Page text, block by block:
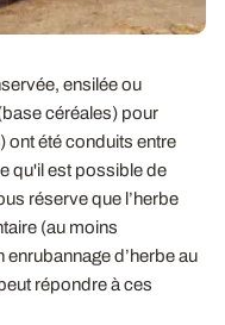
ensilée ou
céréales) pour
ont été conduits entre
qu'il est possible de
réserve que l’herbe
(au moins
d’herbe au
répondre à ces